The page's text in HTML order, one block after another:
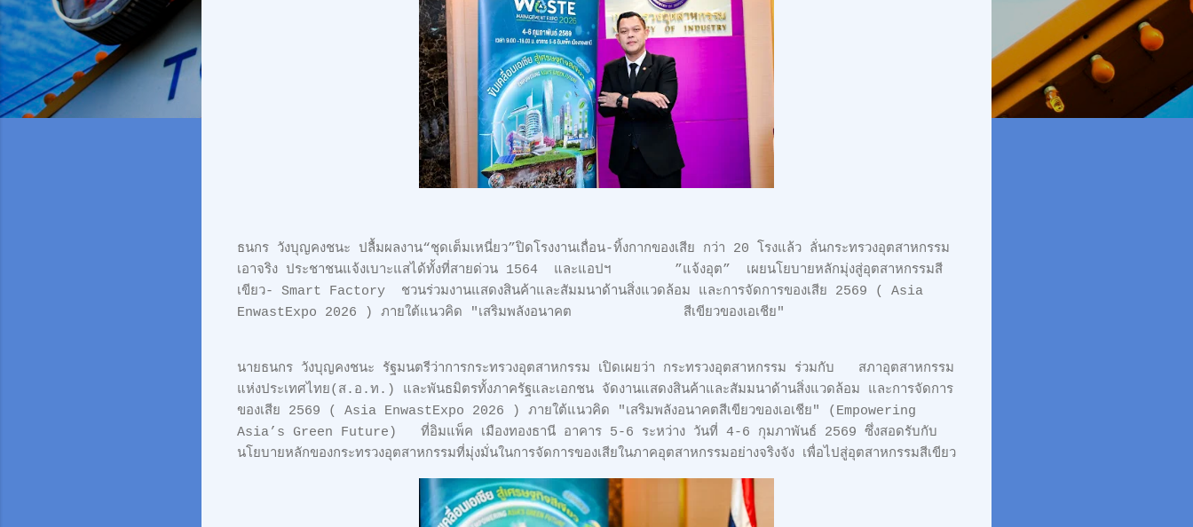
ธนกร วังบุญคงชนะ ปลื้มผลงาน“ชุดเต็มเหนี่ยว”ปิดโรงงานเถื่อน-ทิ้งกากของเสีย กว่า 20 โรงแล้ว ลั่นกระทรวงอุตสาหกรรม
เอาจริง ประชาชนแจ้งเบาะแสได้ทั้งที่สายด่วน 1564 และแอปฯ ”แจ้งอุต” เผยนโยบายหลักมุ่งสู่อุตสาหกรรมสี
เขียว- Smart Factory ชวนร่วมงานแสดงสินค้าและสัมมนาด้านสิ่งแวดล้อม และการจัดการของเสีย 2569 ( Asia
EnwastExpo 2026 ) ภายใต้แนวคิด "เสริมพลังอนาคต สีเขียวของเอเชีย"
นายธนกร วังบุญคงชนะ รัฐมนตรีว่าการกระทรวงอุตสาหกรรม เปิดเผยว่า กระทรวงอุตสาหกรรม ร่วมกับ สภาอุตสาหกรรม
แห่งประเทศไทย(ส.อ.ท.) และพันธมิตรทั้งภาครัฐและเอกชน จัดงานแสดงสินค้าและสัมมนาด้านสิ่งแวดล้อม และการจัดการ
ของเสีย 2569 ( Asia EnwastExpo 2026 ) ภายใต้แนวคิด "เสริมพลังอนาคตสีเขียวของเอเชีย" (Empowering
Asia’s Green Future) ที่อิมแพ็ค เมืองทองธานี อาคาร 5-6 ระหว่าง วันที่ 4-6 กุมภาพันธ์ 2569 ซึ่งสอดรับกับ
นโยบายหลักของกระทรวงอุตสาหกรรมที่มุ่งมั่นในการจัดการของเสียในภาคอุตสาหกรรมอย่างจริงจัง เพื่อไปสู่อุตสาหกรรมสีเขียว